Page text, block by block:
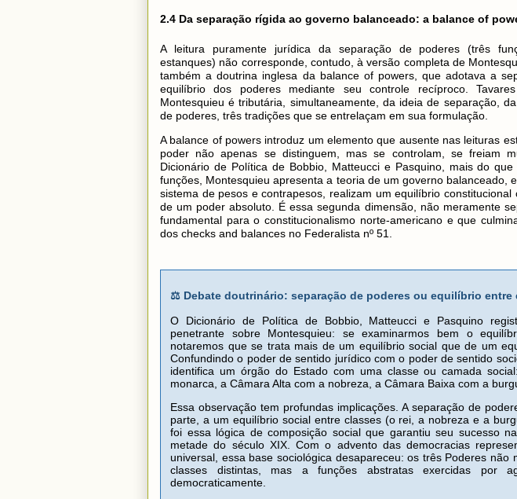
2.4 Da separação rígida ao governo balanceado: a balance of
A leitura puramente jurídica da separação de poderes (três
estanques) não corresponde, contudo, à versão completa de
também a doutrina inglesa da balance of powers, que adotava a
equilíbrio dos poderes mediante seu controle recíproco.
Montesquieu é tributária, simultaneamente, da ideia de separação,
de poderes, três tradições que se entrelaçam em sua formulação.
A balance of powers introduz um elemento que ausente nas leituras
poder não apenas se distinguem, mas se controlam, se freiam
Dicionário de Política de Bobbio, Matteucci e Pasquino, mais do
funções, Montesquieu apresenta a teoria de um governo balanceado,
sistema de pesos e contrapesos, realizam um equilíbrio
de um poder absoluto. É essa segunda dimensão, não meramente
fundamental para o constitucionalismo norte-americano e que
dos checks and balances no Federalista nº 51.
⚖ Debate doutrinário: separação de poderes ou equilíbrio entre
O Dicionário de Política de Bobbio, Matteucci e Pasquino
penetrante sobre Montesquieu: se examinarmos bem o
notaremos que se trata mais de um equilíbrio social que de um
Confundindo o poder de sentido jurídico com o poder de sentido
identifica um órgão do Estado com uma classe ou camada
monarca, a Câmara Alta com a nobreza, a Câmara Baixa com a
Essa observação tem profundas implicações. A separação de
parte, a um equilíbrio social entre classes (o rei, a nobreza e a
foi essa lógica de composição social que garantiu seu sucesso
metade do século XIX. Com o advento das democracias
universal, essa base sociológica desapareceu: os três Poderes não
classes distintas, mas a funções abstratas exercidas por
democraticamente.